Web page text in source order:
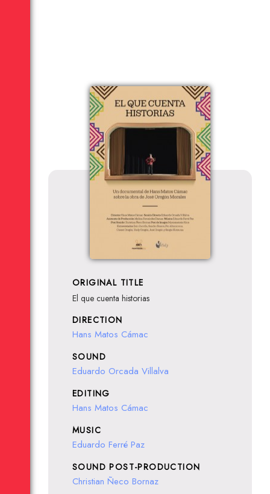
ORIGINAL TITLE
El que cuenta historias
DIRECTION
Hans Matos Cámac
SOUND
Eduardo Orcada Villalva
EDITING
Hans Matos Cámac
MUSIC
Eduardo Ferré Paz
SOUND POST-PRODUCTION
Christian Ñeco Bornaz